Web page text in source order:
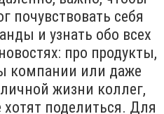
почувствовать себя
и узнать обо всех
про продукты,
компании или даже
жизни коллег,
поделиться. Для